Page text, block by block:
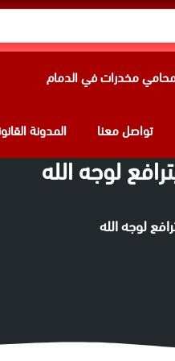
مخدرات في الدمام
تواصل معنا المدونة
لوجه الله
لوجه الله